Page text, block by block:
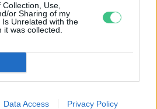
Use,
or Sharing of my
Unrelated with the
was collected.
Data Access Privacy Policy
évszázadra jutott egy
az idei év mégis más